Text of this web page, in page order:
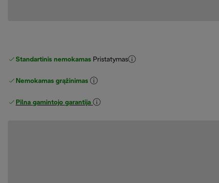
Standartinis nemokamas Pristatymas
Nemokamas grąžinimas
Pilna gamintojo garantija